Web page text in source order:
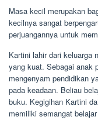
Masa kecil merupakan
kecilnya sangat
perjuangannya untuk
Kartini lahir dari keluarga
yang kuat. Sebagai anak
mengenyam pendidikan
pada keadaan. Beliau
buku. Kegigihan Kartini
memiliki semangat